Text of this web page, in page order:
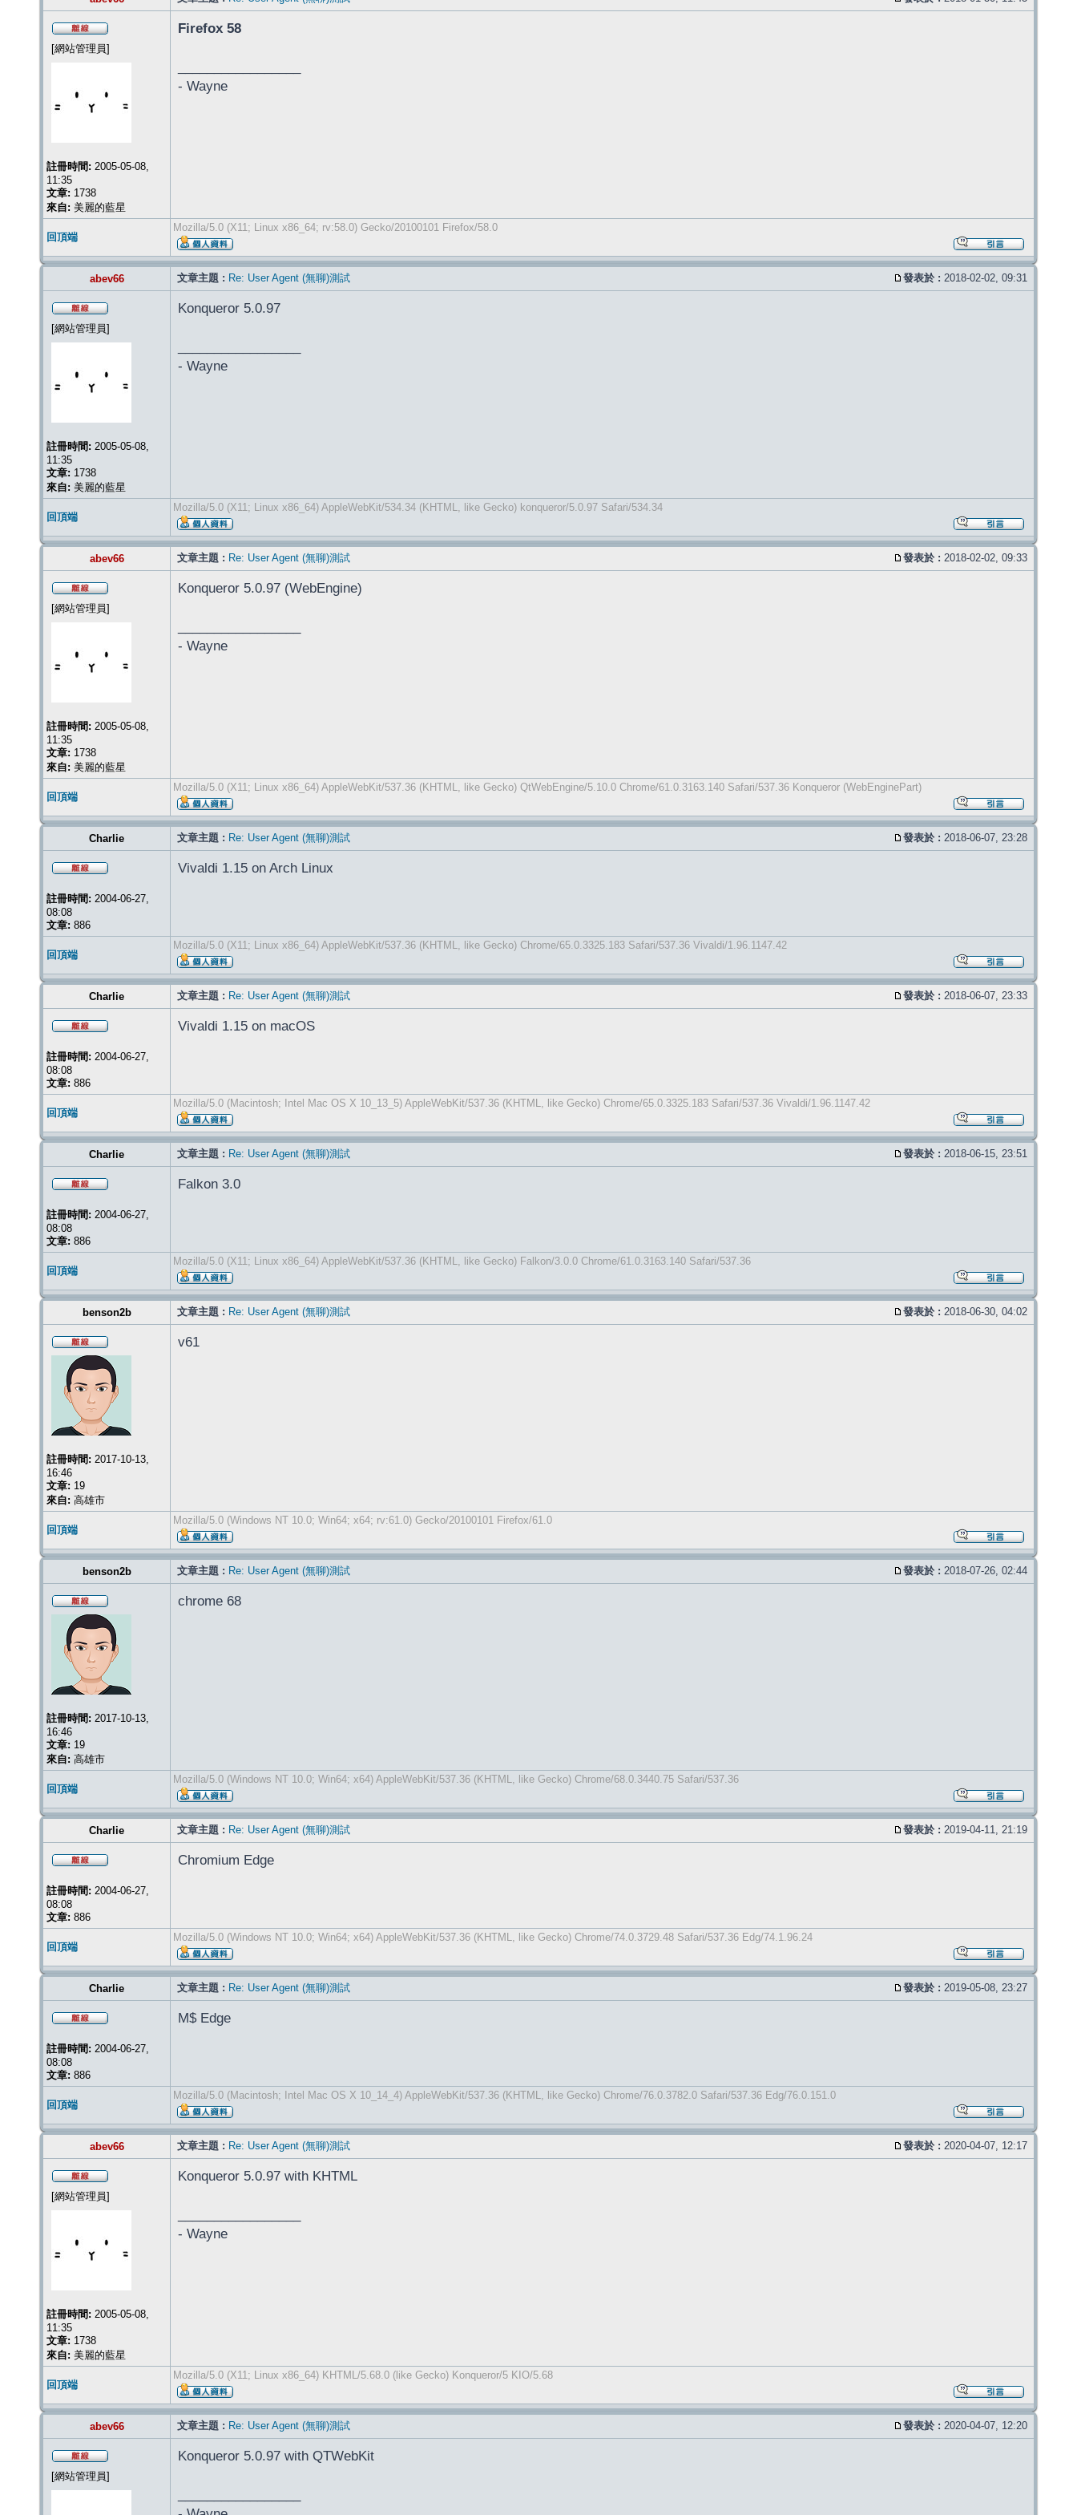
[網站管理員]
註冊時間: 2005-05-08,
11:35
文章: 1738
來自: 美麗的藍星
Firefox 58
- Wayne
回頂端
Mozilla/5.0 (X11; Linux x86_64; rv:58.0) Gecko/20100101 Firefox/58.0
abev66 文章主題 : Re: User Agent (無聊)測試 發表於 : 2018-02-02, 09:31
[網站管理員]
註冊時間: 2005-05-08,
11:35
文章: 1738
來自: 美麗的藍星
Konqueror 5.0.97
- Wayne
回頂端
Mozilla/5.0 (X11; Linux x86_64) AppleWebKit/534.34 (KHTML, like Gecko) konqueror/5.0.97 Safari/534.34
abev66 文章主題 : Re: User Agent (無聊)測試 發表於 : 2018-02-02, 09:33
[網站管理員]
註冊時間: 2005-05-08,
11:35
文章: 1738
來自: 美麗的藍星
Konqueror 5.0.97 (WebEngine)
- Wayne
回頂端
Mozilla/5.0 (X11; Linux x86_64) AppleWebKit/537.36 (KHTML, like Gecko) QtWebEngine/5.10.0 Chrome/61.0.3163.140 Safari/537.36 Konqueror (WebEnginePart)
Charlie 文章主題 : Re: User Agent (無聊)測試 發表於 : 2018-06-07, 23:28
註冊時間: 2004-06-27,
08:08
文章: 886
Vivaldi 1.15 on Arch Linux
回頂端
Mozilla/5.0 (X11; Linux x86_64) AppleWebKit/537.36 (KHTML, like Gecko) Chrome/65.0.3325.183 Safari/537.36 Vivaldi/1.96.1147.42
Charlie 文章主題 : Re: User Agent (無聊)測試 發表於 : 2018-06-07, 23:33
註冊時間: 2004-06-27,
08:08
文章: 886
Vivaldi 1.15 on macOS
回頂端
Mozilla/5.0 (Macintosh; Intel Mac OS X 10_13_5) AppleWebKit/537.36 (KHTML, like Gecko) Chrome/65.0.3325.183 Safari/537.36 Vivaldi/1.96.1147.42
Charlie 文章主題 : Re: User Agent (無聊)測試 發表於 : 2018-06-15, 23:51
註冊時間: 2004-06-27,
08:08
文章: 886
Falkon 3.0
回頂端
Mozilla/5.0 (X11; Linux x86_64) AppleWebKit/537.36 (KHTML, like Gecko) Falkon/3.0.0 Chrome/61.0.3163.140 Safari/537.36
benson2b 文章主題 : Re: User Agent (無聊)測試 發表於 : 2018-06-30, 04:02
註冊時間: 2017-10-13,
16:46
文章: 19
來自: 高雄市
v61
回頂端
Mozilla/5.0 (Windows NT 10.0; Win64; x64; rv:61.0) Gecko/20100101 Firefox/61.0
benson2b 文章主題 : Re: User Agent (無聊)測試 發表於 : 2018-07-26, 02:44
註冊時間: 2017-10-13,
16:46
文章: 19
來自: 高雄市
chrome 68
回頂端
Mozilla/5.0 (Windows NT 10.0; Win64; x64) AppleWebKit/537.36 (KHTML, like Gecko) Chrome/68.0.3440.75 Safari/537.36
Charlie 文章主題 : Re: User Agent (無聊)測試 發表於 : 2019-04-11, 21:19
註冊時間: 2004-06-27,
08:08
文章: 886
Chromium Edge
回頂端
Mozilla/5.0 (Windows NT 10.0; Win64; x64) AppleWebKit/537.36 (KHTML, like Gecko) Chrome/74.0.3729.48 Safari/537.36 Edg/74.1.96.24
Charlie 文章主題 : Re: User Agent (無聊)測試 發表於 : 2019-05-08, 23:27
註冊時間: 2004-06-27,
08:08
文章: 886
M$ Edge
回頂端
Mozilla/5.0 (Macintosh; Intel Mac OS X 10_14_4) AppleWebKit/537.36 (KHTML, like Gecko) Chrome/76.0.3782.0 Safari/537.36 Edg/76.0.151.0
abev66 文章主題 : Re: User Agent (無聊)測試 發表於 : 2020-04-07, 12:17
[網站管理員]
註冊時間: 2005-05-08,
11:35
文章: 1738
來自: 美麗的藍星
Konqueror 5.0.97 with KHTML
- Wayne
回頂端
Mozilla/5.0 (X11; Linux x86_64) KHTML/5.68.0 (like Gecko) Konqueror/5 KIO/5.68
abev66 文章主題 : Re: User Agent (無聊)測試 發表於 : 2020-04-07, 12:20
[網站管理員]
Konqueror 5.0.97 with QTWebKit